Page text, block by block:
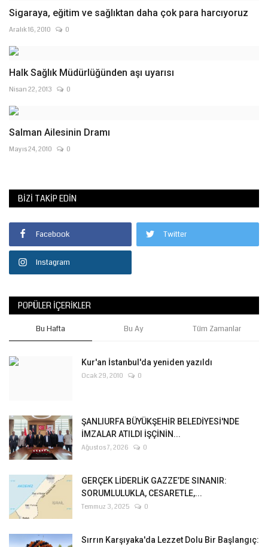
Sigaraya, eğitim ve sağlıktan daha çok para harcıyoruz
Aralık 16, 2010 0
Halk Sağlık Müdürlüğünden aşı uyarısı
Nisan 22, 2013 0
Salman Ailesinin Dramı
Mayıs 24, 2010 0
BIZI TAKIP EDIN
Facebook Twitter
Instagram
POPÜLER İÇERIKLER
Bu Hafta Bu Ay Tüm Zamanlar
Kur'an İstanbul'da yeniden yazıldı
Ocak 29, 2010 0
ŞANLIURFA BÜYÜKŞEHİR BELEDİYESİ'NDE
İMZALAR ATILDI İŞÇİNİN...
Ağustos 7, 2026 0
GERÇEK LİDERLİK GAZZE’DE SINANIR:
SORUMLULUKLA, CESARETLE,...
Temmuz 3, 2025 0
Sırrın Karşıyaka'da Lezzet Dolu Bir Başlangıç: